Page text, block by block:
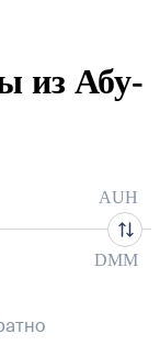
из Абу-
AUH
DMM